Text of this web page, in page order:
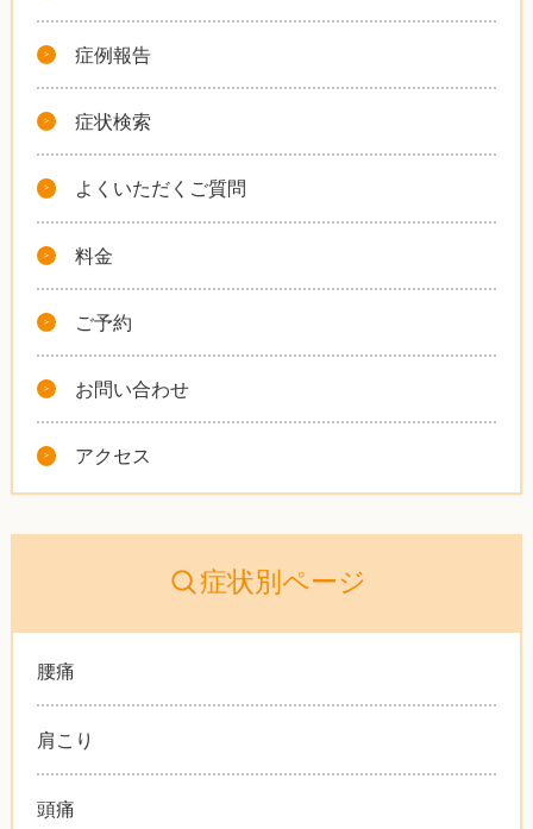
症例報告
症状検索
よくいただくご質問
料金
ご予約
お問い合わせ
アクセス
症状別ページ
腰痛
肩こり
頭痛